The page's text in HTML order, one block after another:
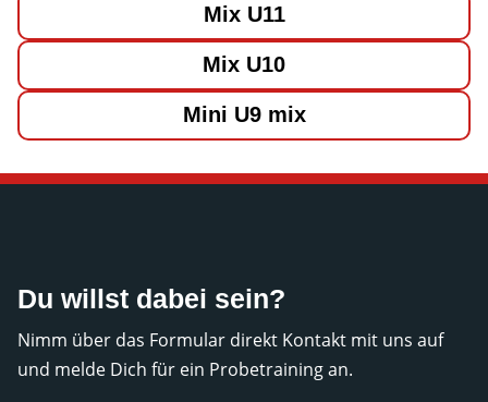
Mix U11
Mix U10
Mini U9 mix
Du willst dabei sein?
Nimm über das Formular direkt Kontakt mit uns auf
und melde Dich für ein Probetraining an.